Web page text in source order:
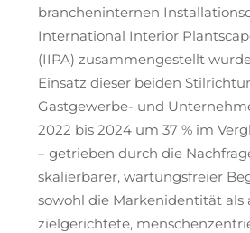
brancheninternen
International Interior
(IIPA) zusammengestellt
Einsatz dieser beiden
Gastgewerbe- und
2022 bis 2024 um 37 % im
– getrieben durch die
skalierbarer, wartungsfreier
sowohl die Markenidentität als
zielgerichtete,